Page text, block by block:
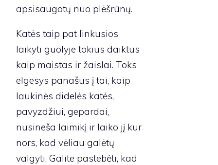
apsisaugotų nuo plėšrūnų.
Katės taip pat linkusios
laikyti guolyje tokius daiktus
kaip maistas ir žaislai. Toks
elgesys panašus į tai, kaip
laukinės didelės katės,
pavyzdžiui, gepardai,
nusineša laimikį ir laiko jį kur
nors, kad vėliau galėtų
valgyti. Galite pastebėti, kad